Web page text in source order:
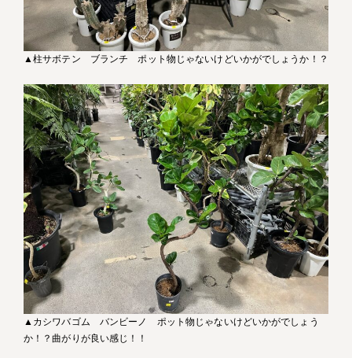
▲柱サボテン ブランチ ポット物じゃないけどいかがでしょうか！？
▲カシワバゴム バンビーノ ポット物じゃないけどいかがでしょう
か！？曲がりが良い感じ！！